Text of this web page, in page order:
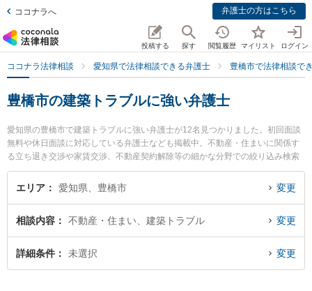
ココナラへ 弁護士の方はこちら
投稿する 探す 閲覧履歴 マイリスト ログイン
ココナラ法律相談 愛知県で法律相談できる弁護士 豊橋市で法律相談で
豊橋市の建築トラブルに強い弁護士
愛知県の豊橋市で建築トラブルに強い弁護士が12名見つかりました。初回面談
無料や休日面談に対応している弁護士なども掲載中。不動産・住まいに関係す
る立ち退き交渉や家賃交渉、不動産契約解除等の細かな分野での絞り込み検索
もでき便利です。特に豊橋まちなか法律事務所の藤本 佳大弁護士や弁護士法人
名城法律事務所 豊橋事務所の梅村 直也弁護士、豊橋みらい法律事務所の鴨下
相談したい』『建築トラブルのトラブル解決の実績豊富な近くの弁護士を検索
したい』『初回相談無料で建築トラブルを法律相談できる豊橋市内の弁護士に
相談予約したい』などでお困りの相談者さんにおすすめです。
エリア 愛知県、豊橋市 変更
相談内容 不動産・住まい、建築トラブル 変更
詳細条件 未選択 変更